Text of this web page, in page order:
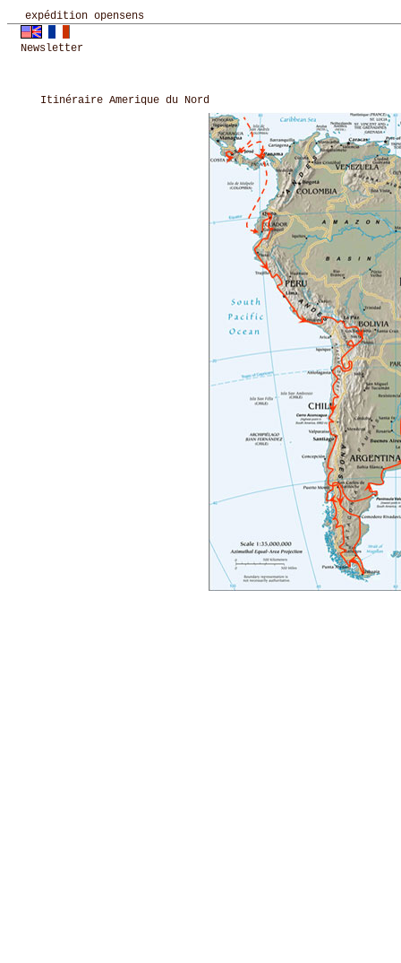
Newsletter
expédition opensens
Itinéraire Amerique du Nord